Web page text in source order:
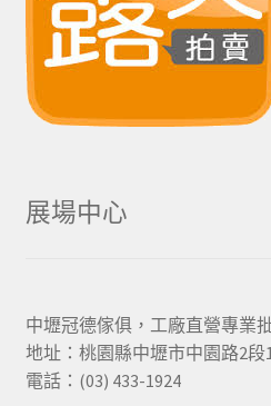
展場中心
中壢冠德傢俱，工廠直營專業
地址：桃園縣中壢市中園路2段
電話：(03) 433-1924